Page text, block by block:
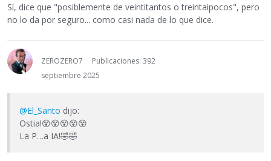
Sí, dice que "posiblemente de veintitantos o treintaipocos", pero
no lo da por seguro... como casi nada de lo que dice.
ZEROZERO7
Publicaciones: 392
septiembre 2025
@El_Santo dijo:
Ostia!😵😵😵😵😵
La P…a IA!🤣🤣